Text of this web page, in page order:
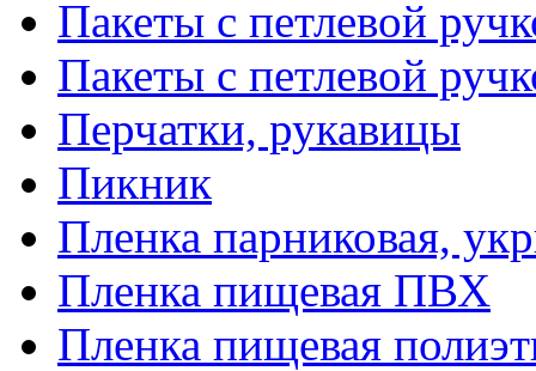
Пакеты с петлевой
Пакеты с петлевой
Перчатки, рукавицы
Пикник
Пленка парниковая,
Пленка пищевая ПВХ
Пленка пищевая